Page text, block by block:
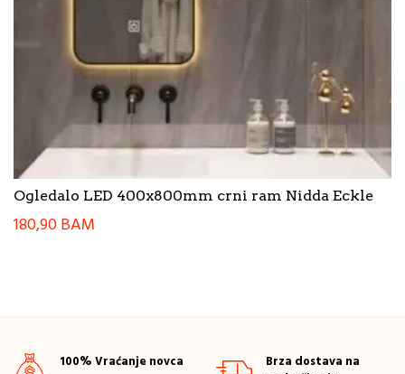
Ogledalo LED 400x800mm crni ram Nidda Eckle
180,90BAM
100% Vraćanje novca
Brza dostava na